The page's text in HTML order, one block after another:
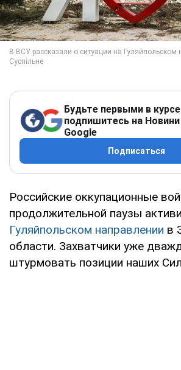
Будьте первыми в
подпишитесь на Новини
Google
Подписаться
Российские оккупационные
продолжительной паузы
Гуляйпольском направлении в
области. Захватчики уже
штурмовать позиции наших